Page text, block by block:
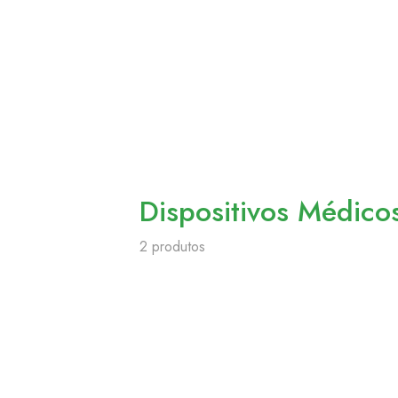
Dispositivos
2 produtos